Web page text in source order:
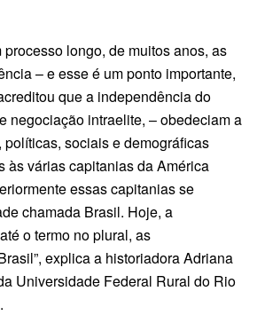
processo longo, de muitos anos, as
– e esse é um ponto importante,
que a independência do
negociação intraelite, – obedeciam a
sociais e demográficas
às várias capitanias da América
essas capitanias se
chamada Brasil. Hoje, a
o termo no plural, as
explica a historiadora Adriana
Universidade Federal Rural do Rio